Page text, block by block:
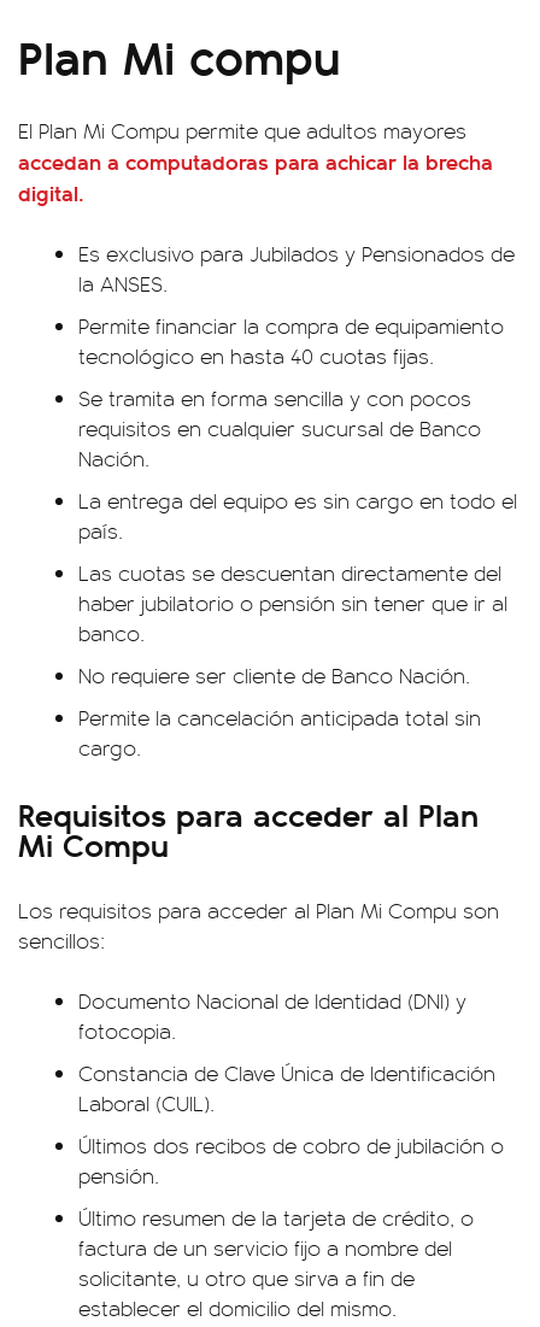
Plan Mi compu
El Plan Mi Compu permite que adultos mayores
accedan a computadoras para achicar la brecha
digital.
Es exclusivo para Jubilados y Pensionados de
la ANSES.
Permite financiar la compra de equipamiento
tecnológico en hasta 40 cuotas fijas.
Se tramita en forma sencilla y con pocos
requisitos en cualquier sucursal de Banco
Nación.
La entrega del equipo es sin cargo en todo el
país.
Las cuotas se descuentan directamente del
haber jubilatorio o pensión sin tener que ir al
banco.
No requiere ser cliente de Banco Nación.
Permite la cancelación anticipada total sin
cargo.
Requisitos para acceder al Plan
Mi Compu
Los requisitos para acceder al Plan Mi Compu son
sencillos:
Documento Nacional de Identidad (DNI) y
fotocopia.
Constancia de Clave Única de Identificación
Laboral (CUIL).
Últimos dos recibos de cobro de jubilación o
pensión.
Último resumen de la tarjeta de crédito, o
factura de un servicio fijo a nombre del
solicitante, u otro que sirva a fin de
establecer el domicilio del mismo.